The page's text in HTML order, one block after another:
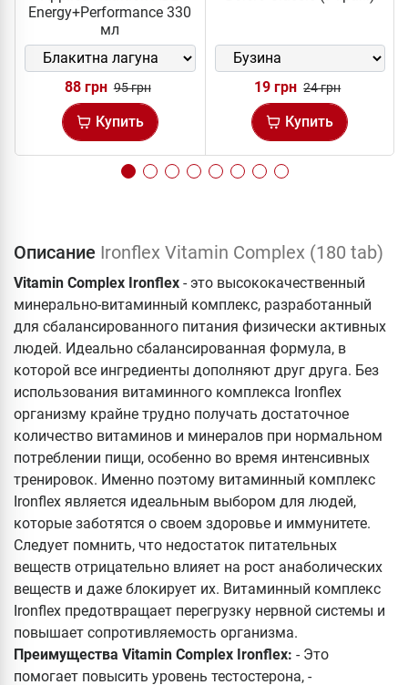
Energy+Performance 330
мл
88 грн 95 грн
Купить
19 грн 24 грн
Купить
Описание Ironflex Vitamin Complex (180 tab)
Vitamin Complex Ironflex - это высококачественный
минерально-витаминный комплекс, разработанный
для сбалансированного питания физически активных
людей. Идеально сбалансированная формула, в
которой все ингредиенты дополняют друг друга. Без
использования витаминного комплекса Ironflex
организму крайне трудно получать достаточное
количество витаминов и минералов при нормальном
потреблении пищи, особенно во время интенсивных
тренировок. Именно поэтому витаминный комплекс
Ironflex является идеальным выбором для людей,
которые заботятся о своем здоровье и иммунитете.
Следует помнить, что недостаток питательных
веществ отрицательно влияет на рост анаболических
веществ и даже блокирует их. Витаминный комплекс
Ironflex предотвращает перегрузку нервной системы и
повышает сопротивляемость организма.
Преимущества Vitamin Complex Ironflex: - Это
помогает повысить уровень тестостерона, -